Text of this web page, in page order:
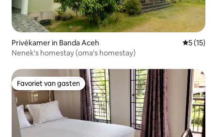
Privékamer in Banda Aceh
5 (15)
Nenek's homestay (oma's homestay)
Favoriet van gasten
Favoriet van gasten